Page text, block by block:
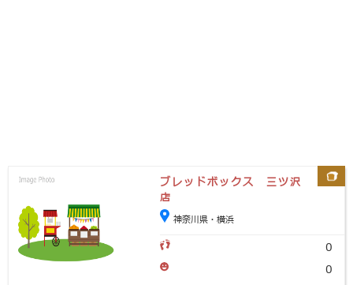
ブレッドボックス 三ツ沢
店
神奈川県・横浜
0
0